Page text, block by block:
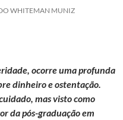
WHITEMAN MUNIZ
ocorre uma profunda
dinheiro e ostentação.
mas visto como
da pós-graduação em